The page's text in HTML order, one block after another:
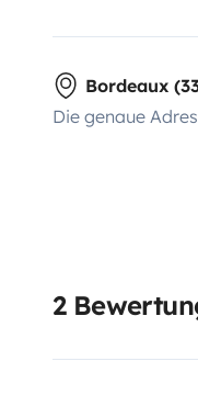
Bordeaux
Die genaue
2